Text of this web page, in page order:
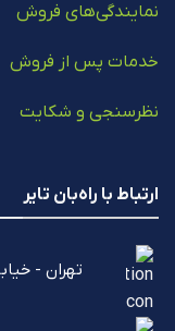
نمایندگی‌های فروش
خدمات پس از فروش
نظرسنجی و شکایت
ارتباط با راه‌بان تایر
تهران -